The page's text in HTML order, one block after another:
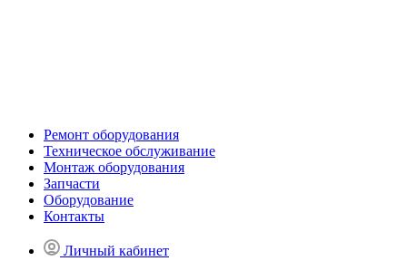
Ремонт оборудования
Техническое обслуживание
Монтаж оборудования
Запчасти
Оборудование
Контакты
Личный кабинет